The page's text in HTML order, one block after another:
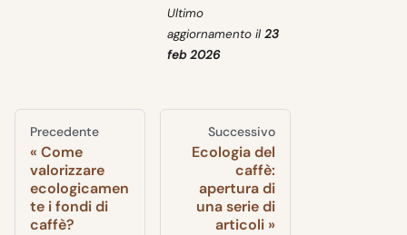
Ultimo
aggiornamento il 23
feb 2026
Precedente
Come
valorizzare
ecologicamen
te i fondi di
caffè?
Successivo
Ecologia del
caffè:
apertura di
una serie di
articoli